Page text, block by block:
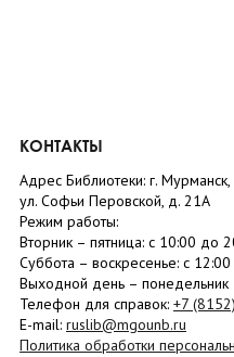
КОНТАКТЫ
Адрес Библиотеки: г. Мурманск,
ул. Софьи Перовской, д. 21А
Режим работы:
Вторник – пятница: с 10:00 до
Суббота – воскресенье: c
Выходной день – понедельник
Телефон для справок: +7 (8152)
E-mail: ruslib@mgounb.ru
Политика обработки